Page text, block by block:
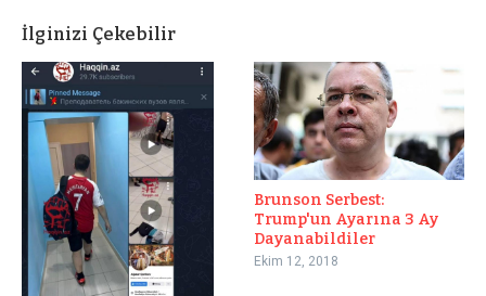
İlginizi Çekebilir
Brunson Serbest:
Trump'un Ayarına 3 Ay
Dayanabildiler
Ekim 12, 2018